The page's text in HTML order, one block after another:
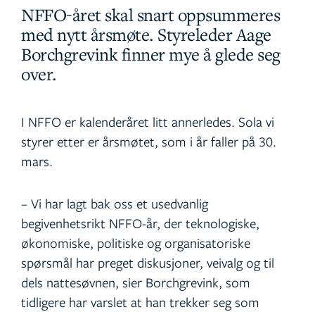
NFFO-året skal snart oppsummeres
med nytt årsmøte. Styreleder Aage
Borchgrevink finner mye å glede seg
over.
I NFFO er kalenderåret litt annerledes. Sola vi
styrer etter er årsmøtet, som i år faller på 30.
mars.
– Vi har lagt bak oss et usedvanlig
begivenhetsrikt NFFO-år, der teknologiske,
økonomiske, politiske og organisatoriske
spørsmål har preget diskusjoner, veivalg og til
dels nattesøvnen, sier Borchgrevink, som
tidligere har varslet at han trekker seg som